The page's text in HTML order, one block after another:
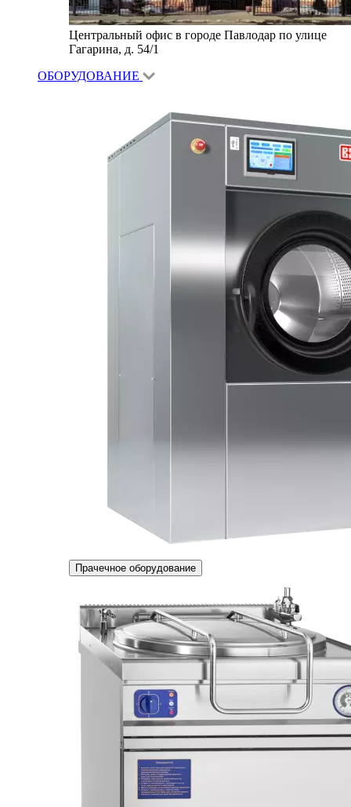
Центральный офис в городе Павлодар по улице
Гагарина, д. 54/1
ОБОРУДОВАНИЕ
Прачечное оборудование